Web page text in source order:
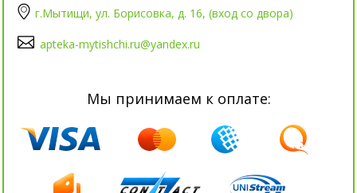
г.Мытищи, ул. Борисовка, д. 16, (вход со двора)
apteka-mytishchi.ru@yandex.ru
Мы принимаем к оплате: